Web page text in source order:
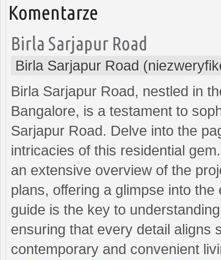
Komentarze
Birla Sarjapur Road
Birla Sarjapur Road
Birla Sarjapur Road, nestled in
Bangalore, is a testament to
Sarjapur Road. Delve into the
intricacies of this residential
an extensive overview of the
plans, offering a glimpse into
guide is the key to
ensuring that every detail aligns
contemporary and convenient